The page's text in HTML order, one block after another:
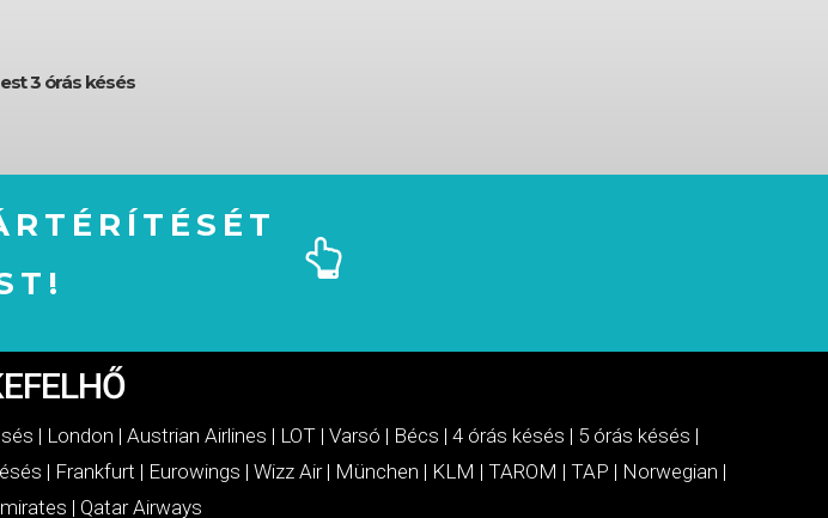
3 órás késés
| London | Austrian Airlines | LOT | Varsó | Bécs | 4 órás késés | 5 órás késés |
| Frankfurt | Eurowings | Wizz Air| München | KLM | TAROM | TAP | Norwegian |
| Qatar Airways